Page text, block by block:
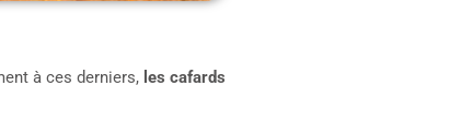
à ces derniers, les cafards